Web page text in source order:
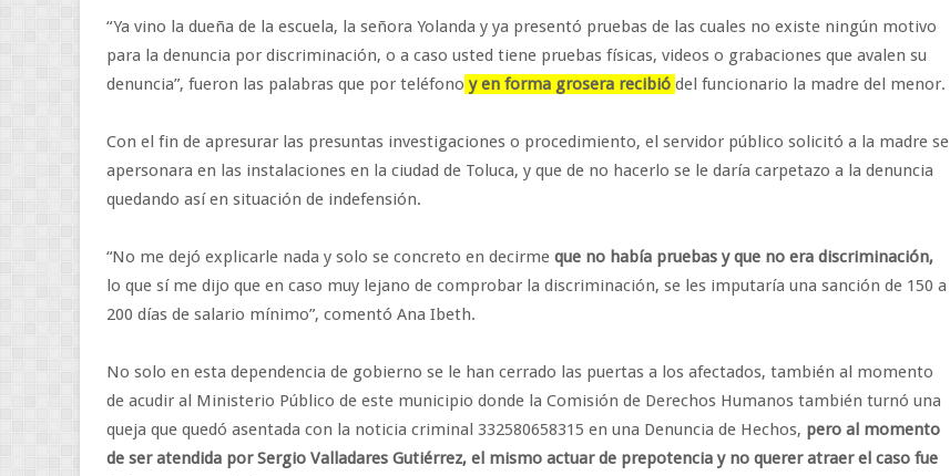
“Ya vino la dueña de la escuela, la señora Yolanda y ya presentó pruebas de las cuales no existe ningún motivo
para la denuncia por discriminación, o a caso usted tiene pruebas físicas, videos o grabaciones que avalen su
denuncia”, fueron las palabras que por teléfono y en forma grosera recibió del funcionario la madre del menor.
Con el fin de apresurar las presuntas investigaciones o procedimiento, el servidor público solicitó a la madre se
apersonara en las instalaciones en la ciudad de Toluca, y que de no hacerlo se le daría carpetazo a la denuncia
quedando así en situación de indefensión.
“No me dejó explicarle nada y solo se concreto en decirme que no había pruebas y que no era discriminación,
lo que sí me dijo que en caso muy lejano de comprobar la discriminación, se les imputaría una sanción de 150 a
200 días de salario mínimo”, comentó Ana Ibeth.
No solo en esta dependencia de gobierno se le han cerrado las puertas a los afectados, también al momento
de acudir al Ministerio Público de este municipio donde la Comisión de Derechos Humanos también turnó una
queja que quedó asentada con la noticia criminal 332580658315 en una Denuncia de Hechos, pero al momento
de ser atendida por Sergio Valladares Gutiérrez, el mismo actuar de prepotencia y no querer atraer el caso fue